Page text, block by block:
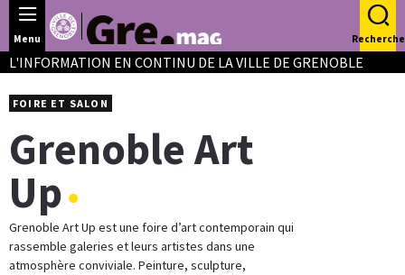
Panneau de gestion des cookies
Menu Recherche
L'INFORMATION EN CONTINU DE LA VILLE DE GRENOBLE
Grenoble Art
Up
Grenoble Art Up est une foire d’art contemporain qui
rassemble galeries et leurs artistes dans une
atmosphère conviviale. Peinture, sculpture,
FOIRE ET SALON